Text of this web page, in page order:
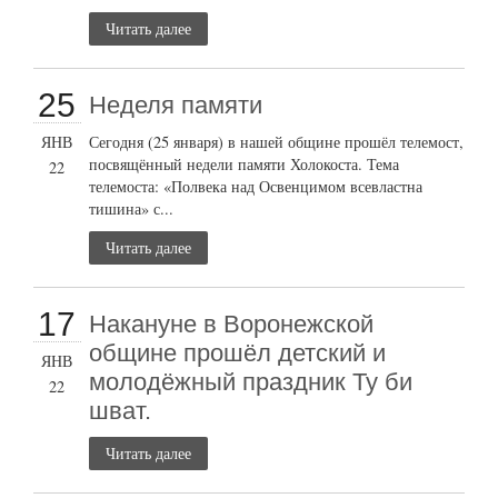
Читать далее
25
ЯНВ
22
Неделя памяти
Сегодня (25 января) в нашей общине прошёл телемост,
посвящённый недели памяти Холокоста. Тема
телемоста: «Полвека над Освенцимом всевластна
тишина» с...
Читать далее
17
ЯНВ
22
Накануне в Воронежской
общине прошёл детский и
молодёжный праздник Ту би
шват.
Читать далее